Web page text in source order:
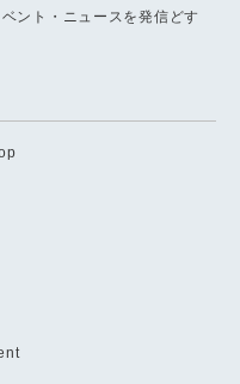
ント・ニュースを発信どす